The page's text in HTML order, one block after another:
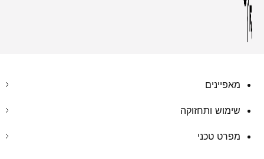
מאפיינים
שימוש ותחזוקה
מפרט טכני